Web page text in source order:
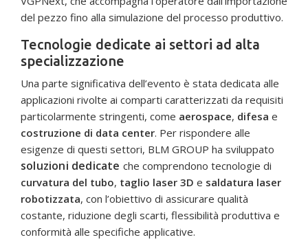
del pezzo fino alla simulazione del processo produttivo.
Tecnologie dedicate ai settori ad alta
specializzazione
Una parte significativa dell’evento è stata dedicata alle
applicazioni rivolte ai comparti caratterizzati da requisiti
particolarmente stringenti, come aerospace, difesa e
costruzione di data center. Per rispondere alle
esigenze di questi settori, BLM GROUP ha sviluppato
soluzioni dedicate che comprendono tecnologie di
curvatura del tubo, taglio laser 3D e saldatura laser
robotizzata, con l’obiettivo di assicurare qualità
costante, riduzione degli scarti, flessibilità produttiva e
conformità alle specifiche applicative.